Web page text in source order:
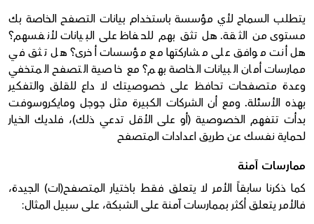
يتطلب السماح لأي مؤسسة باستخدام بيانات التصفح الخاصة بك
مستوى من الثقة. هل تثق بهم للحفاظ على البيانات لأنفسهم؟
هل أنت موافق على مشاركتها مع مؤسسات أخرى؟ هل تثق في
ممارسات أمان البيانات الخاصة بهم؟ مع خاصية التصفح المتخفي
وعدة متصفحات تحافظ على خصوصيتك لا داع للقلق والتفكير
بهذه الأسئلة. ومع أن الشركات الكبيرة مثل جوجل ومايكروسوفت
بدأت تتفهم الخصوصية (أو على الأقل تدعي ذلك)، فلديك الخيار
لحماية نفسك عن طريق اعدادات المتصفح
ممارسات آمنة
كما ذكرنا سابقاً الأمر لا يتعلق فقط باختيار المتصفح(ات) الجيدة،
فالأمر يتعلق أكثر بممارسات آمنة على الشبكة، على سبيل المثال: